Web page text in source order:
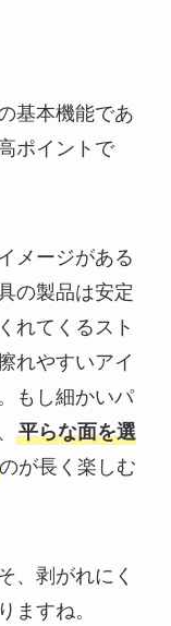
基本機能であ
ポイントで
メージがある
の製品は安定
れてくるスト
れやすいアイ
もし細かいパ
平らな面を選
が長く楽しむ
、剥がれにく
ますね。